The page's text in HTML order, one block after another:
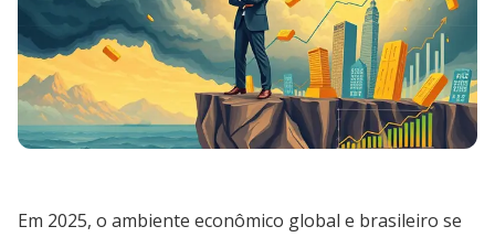
Em 2025, o ambiente econômico global e brasileiro se